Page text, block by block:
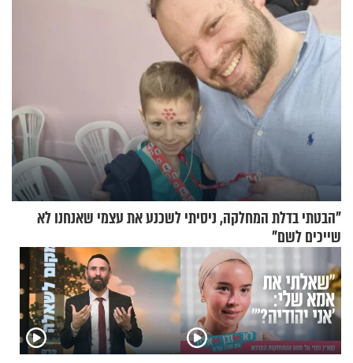
"הבטתי בדלת המחלקה, ניסיתי לשכנע את עצמי שאנחנו לא
שייכים לשם"